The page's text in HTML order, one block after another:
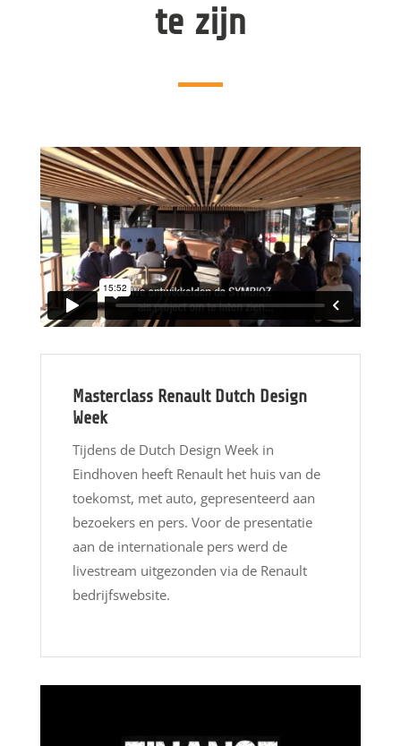
te zijn
Masterclass Renault Dutch Design
Week
Tijdens de Dutch Design Week in
Eindhoven heeft Renault het huis van de
toekomst, met auto, gepresenteerd aan
bezoekers en pers. Voor de presentatie
aan de internationale pers werd de
livestream uitgezonden via de Renault
bedrijfswebsite.